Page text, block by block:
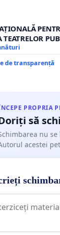
TEATRELOR
DIN ROMÂNIA
de transparență
PROPRIA
să
nu
acestei